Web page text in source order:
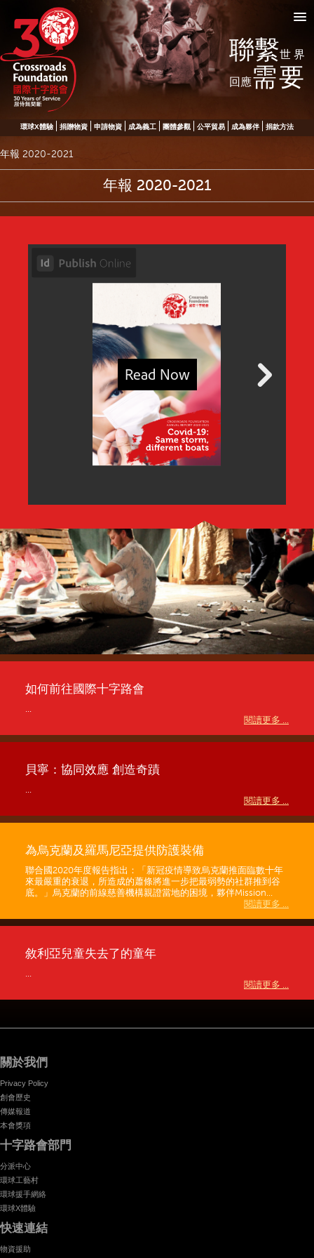
聯繫世界
回應需要
環球X體驗 捐贈物資 申請物資 成為義工 團體參觀 公平貿易 成為夥伴 捐款方法
年報 2020-2021
年報 2020-2021
如何前往國際十字路會
...
閱讀更多 ...
貝寧：協同效應 創造奇蹟
...
閱讀更多 ...
為烏克蘭及羅馬尼亞提供防護裝備
聯合國2020年度報告指出：「新冠疫情導致烏克蘭推面臨數十年
來最嚴重的衰退，所造成的蕭條將進一步把最弱勢的社群推到谷
底。」烏克蘭的前線慈善機構親證當地的困境，夥伴Mission...
閱讀更多 ...
敘利亞兒童失去了的童年
...
閱讀更多 ...
關於我們
Privacy Policy
創會歷史
傳媒報道
本會獎項
十字路會部門
分派中心
環球工藝村
環球援手網絡
環球X體驗
快速連結
物資援助